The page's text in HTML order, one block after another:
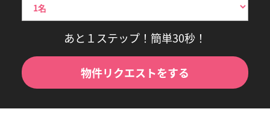
あと１ステップ！簡単30秒！
物件リクエストをする